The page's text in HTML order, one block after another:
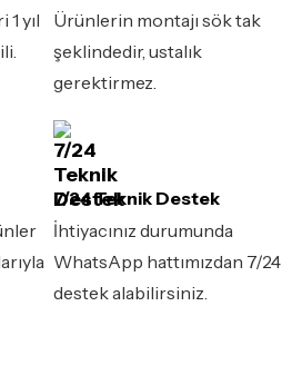
yıl
Ürünlerin montajı sök tak
şeklindedir, ustalık
gerektirmez.
7/24 Teknik Destek
İhtiyacınız durumunda
WhatsApp hattımızdan 7/24
destek alabilirsiniz.